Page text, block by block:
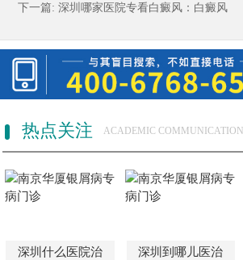
下一篇: 深圳哪家医院专看白癜风：白癜风
热点关注 ACADEMIC COMMUNICATION
深圳什么医院治 深圳到哪儿医治